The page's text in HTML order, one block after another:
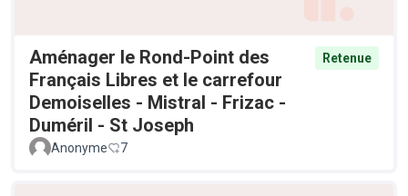
Aménager le Rond-Point des
Français Libres et le carrefour
Demoiselles - Mistral - Frizac -
Duméril - St Joseph
Retenue
Anonyme 7